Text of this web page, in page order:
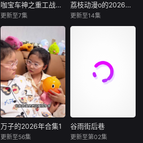
咖宝车神之重工战队音频版
【该节目为音频】
平凡的小学生田小
咖有着跟大多数男
孩非常相似的经
历。由于父母忙于
工作、无暇陪伴，
小咖发现了神奇的
朋友咖宝车神。咖
宝车神是来自未来
的秘密朋友，他们
有着日常生活中常
咖宝车神之重工战队音频版
更新至7集
荔枝动漫o的2026年合集3 荔枝动漫o的2026年合集3
更新至14集
万⁣子的2026年合集1
万⁣子的2026年合集1
更新至56集
谷雨街后巷
谷雨街后巷
更新至第02集